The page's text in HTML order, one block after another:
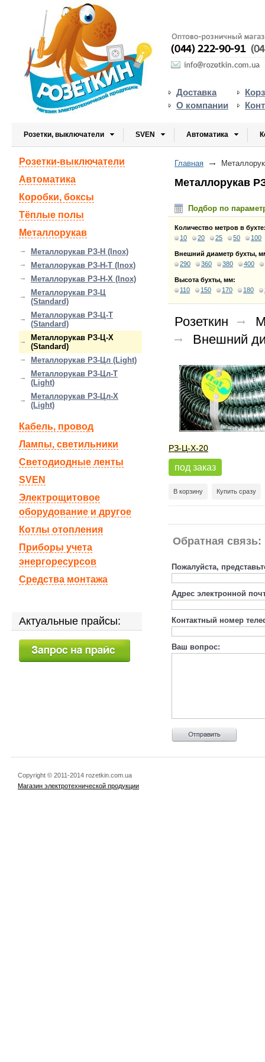
Доставка
О компании
Розетки, выключатели SVEN Автоматика
Главная
Металлорукав
Подбор по
Количество метров в
10
20 25 50 100
Внешний диаметр бухты,
290
360 380 400
Высота бухты, мм:
110
150 170 180
Розеткин
Внешний
РЗ-Ц-Х-20
под заказ
В корзину Купить сразу
Обратная связь:
Пожалуйста,
Адрес электронной
Контактный номер
Ваш вопрос:
Розетки-выключатели
Автоматика
Коробки, боксы
Тёплые полы
Металлорукав
Металлорукав РЗ-Н (Inox)
Металлорукав РЗ-Н-Т (Inox)
Металлорукав РЗ-Н-Х (Inox)
Металлорукав РЗ-Ц
(Standard)
Металлорукав РЗ-Ц-Т
(Standard)
Металлорукав РЗ-Ц-Х
(Standard)
Металлорукав РЗ-Цл (Light)
Металлорукав РЗ-Цл-Т
(Light)
Металлорукав РЗ-Цл-Х
(Light)
Кабель, провод
Лампы, светильники
Светодиодные ленты
SVEN
Электрощитовое
оборудование и другое
Котлы отопления
Приборы учета
энергоресурсов
Средства монтажа
Актуальные прайсы:
Copyright © 2011-2014 rozetkin.com.ua
Магазин электротехнической продукции